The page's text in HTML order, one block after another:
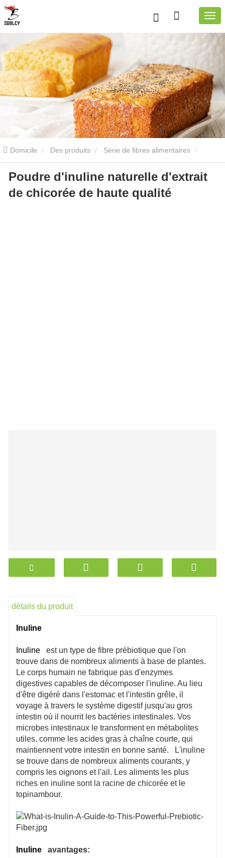
Domicile Des produits Série de fibres alimentaires
Extrait de racine de chicorée
de chicorée de haute qualité
Poudre d'inuline naturelle d'extrait
de chicorée de haute qualité
détails du produit
Inuline
Inuline
est un type de fibre prébiotique que l'on
trouve dans de nombreux aliments à base de plantes.
Le corps humain ne fabrique pas d'enzymes
digestives capables de décomposer l'inuline. Au lieu
d'être digéré dans l'estomac et l'intestin grêle, il
voyage à travers le système digestif jusqu'au gros
intestin où il nourrit les bactéries intestinales. Vos
microbes intestinaux le transforment en métabolites
utiles, comme les acides gras à chaîne courte, qui
maintiennent votre intestin en bonne santé.
L'inuline
se trouve dans de nombreux aliments courants, y
compris les oignons et l'ail. Les aliments les plus
riches en inuline sont la racine de chicorée et le
topinambour.
Inuline avantages: